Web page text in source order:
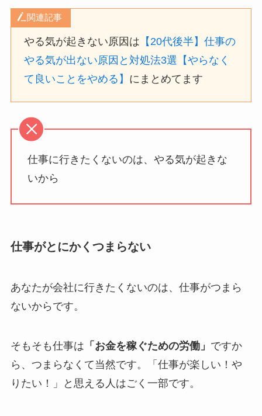
関連記事
やる気が起きない原因は 【20代後半】仕事の
やる気が出ない原因と対処法3選【やらなく
て良いことをやめる】 にまとめてます
仕事に行きたくないのは、やる気が起きな
いから
仕事がとにかくつまらない
あなたが会社に行きたくないのは、仕事がつまら
ないからです。
そもそも仕事は 「お金を稼ぐための労働」 ですか
ら、つまらなくて当然です。「仕事が楽しい！や
りたい！」と思える人はごく一部です。